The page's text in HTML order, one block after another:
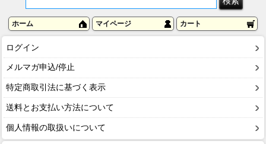
ホーム マイページ カート
ログイン
メルマガ申込/停止
特定商取引法に基づく表示
送料とお支払い方法について
個人情報の取扱いについて